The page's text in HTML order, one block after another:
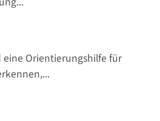
Orientierungshilfe für